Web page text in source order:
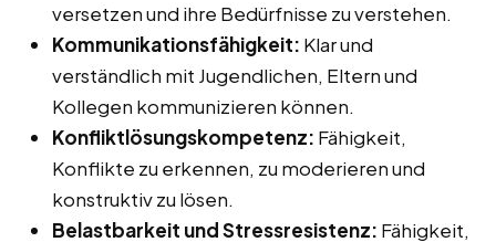
versetzen und ihre Bedürfnisse zu verstehen.
Kommunikationsfähigkeit: Klar und
verständlich mit Jugendlichen, Eltern und
Kollegen kommunizieren können.
Konfliktlösungskompetenz: Fähigkeit,
Konflikte zu erkennen, zu moderieren und
konstruktiv zu lösen.
Belastbarkeit und Stressresistenz: Fähigkeit,